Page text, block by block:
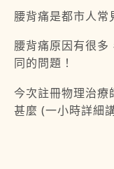
腰背痛是都市人常
腰背痛原因有很多
同的問題！
今次註冊物理治療
甚麼 (一小時詳細